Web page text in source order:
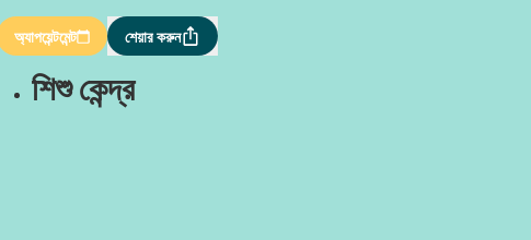
অ্যাপয়েন্টমেন্ট শেয়ার করুন
শিশু কেন্দ্র